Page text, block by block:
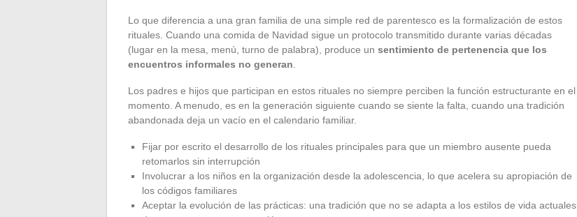
Lo que diferencia a una gran familia de una simple red de parentesco es la formalización de estos
rituales. Cuando una comida de Navidad sigue un protocolo transmitido durante varias décadas
(lugar en la mesa, menú, turno de palabra), produce un sentimiento de pertenencia que los
encuentros informales no generan
Los padres e hijos que participan en estos rituales no siempre perciben la función estructurante en el
momento. A menudo, es en la generación siguiente cuando se siente la falta, cuando una tradición
abandonada deja un vacío en el calendario familiar.
Fijar por escrito el desarrollo de los rituales principales para que un miembro ausente pueda
retomarlos sin interrupción
Involucrar a los niños en la organización desde la adolescencia, lo que acelera su apropiación de
los códigos familiares
Aceptar la evolución de las prácticas: una tradición que no se adapta a los estilos de vida actuales